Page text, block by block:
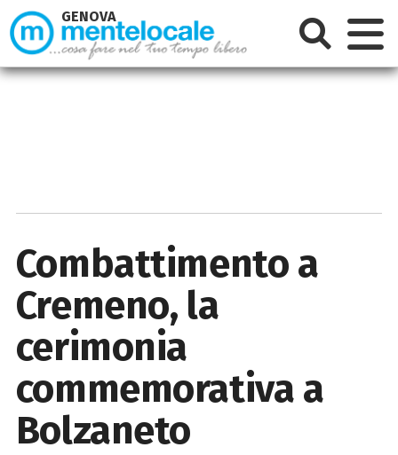
Combattimento a
Cremeno, la
cerimonia
commemorativa a
Bolzaneto
GENOVA